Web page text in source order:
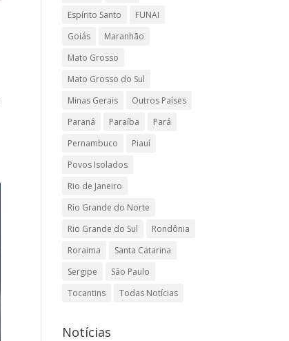
Espírito Santo
FUNAI
Goiás
Maranhão
Mato Grosso
Mato Grosso do Sul
Minas Gerais
Outros Países
Paraná
Paraíba
Pará
Pernambuco
Piauí
Povos Isolados
Rio de Janeiro
Rio Grande do Norte
Rio Grande do Sul
Rondônia
Roraima
Santa Catarina
Sergipe
São Paulo
Tocantins
Todas Notícias
Notícias